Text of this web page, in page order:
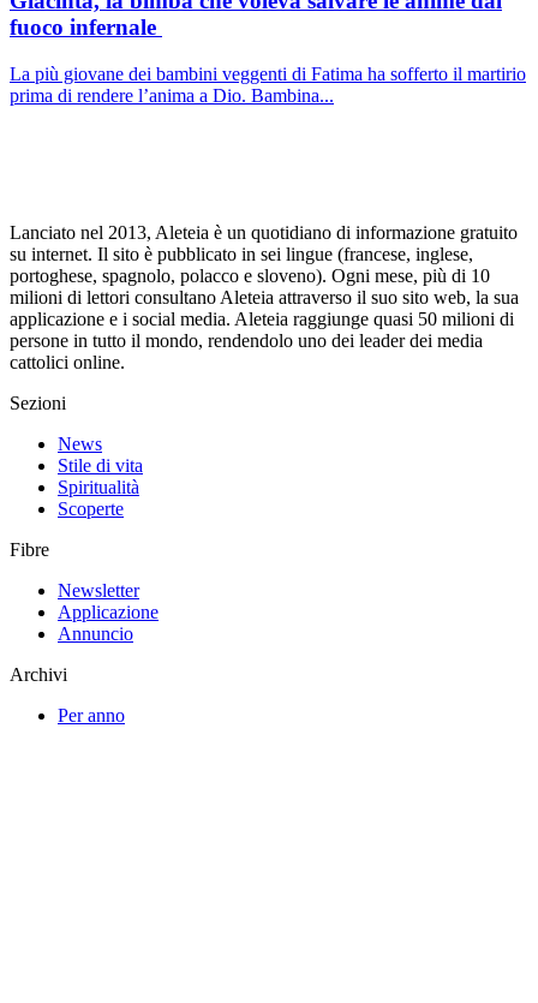
fuoco infernale
La più giovane dei bambini veggenti di Fatima ha sofferto il martirio
prima di rendere l’anima a Dio. Bambina...
Lanciato nel 2013, Aleteia è un quotidiano di informazione gratuito
su internet. Il sito è pubblicato in sei lingue (francese, inglese,
portoghese, spagnolo, polacco e sloveno). Ogni mese, più di 10
milioni di lettori consultano Aleteia attraverso il suo sito web, la sua
applicazione e i social media. Aleteia raggiunge quasi 50 milioni di
persone in tutto il mondo, rendendolo uno dei leader dei media
cattolici online.
Sezioni
News
Stile di vita
Spiritualità
Scoperte
Fibre
Newsletter
Applicazione
Annuncio
Archivi
Per anno